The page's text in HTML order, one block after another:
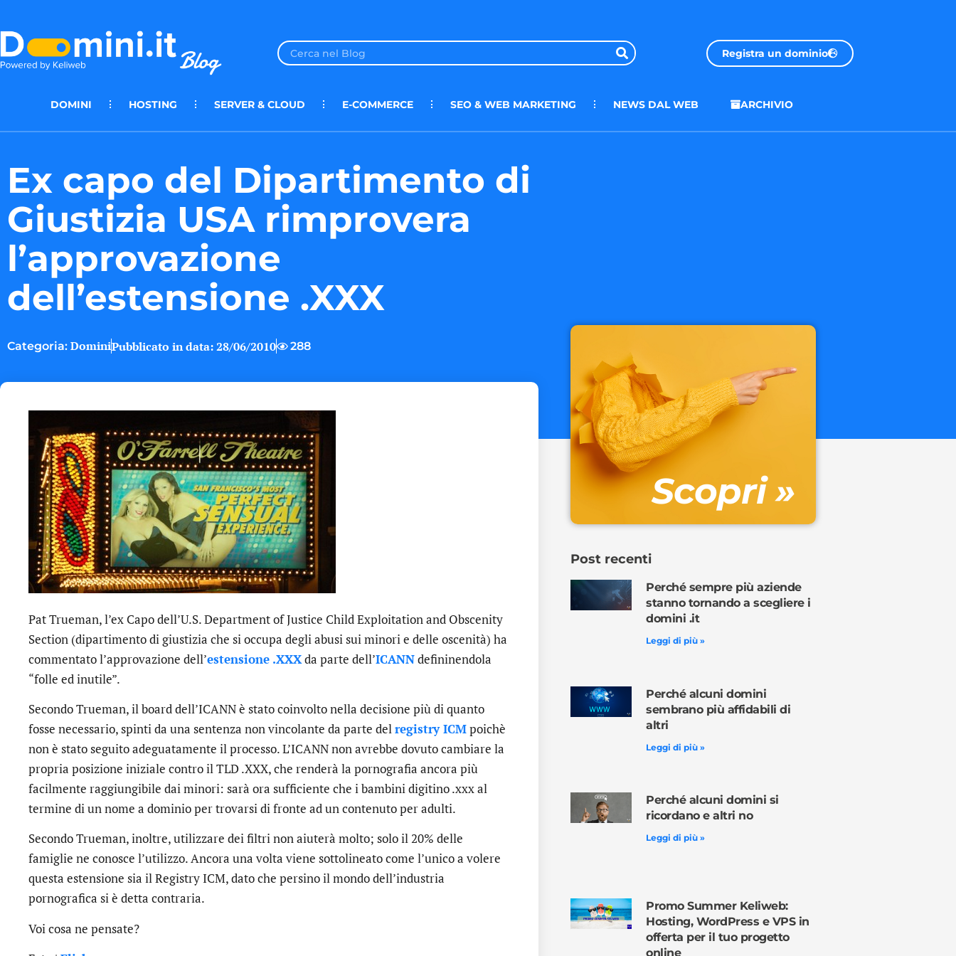
Registra un dominio
DOMINI HOSTING SERVER & CLOUD E-COMMERCE SEO & WEB MARKETING NEWS DAL WEB ARCHIVIO
Ex capo del Dipartimento di
Giustizia USA rimprovera
l’approvazione
dell’estensione .XXX
Categoria: DominiPubblicato in data:28/06/2010 288
Pat Trueman, l’ex Capo dell’U.S. Department of Justice Child Exploitation and Obscenity
Section (dipartimento di giustizia che si occupa degli abusi sui minori e delle oscenità) ha
commentato l’approvazione dell’estensione .XXXda parte dell’ICANNdefininendola
“folle ed inutile”.
Secondo Trueman, il board dell’ICANN è stato coinvolto nella decisione più di quanto
fosse necessario, spinti da una sentenza non vincolante da parte delregistry ICMpoichè
non è stato seguito adeguatamente il processo. L’ICANN non avrebbe dovuto cambiare la
propria posizione iniziale contro il TLD .XXX, che renderà la pornografia ancora più
facilmente raggiungibile dai minori: sarà ora sufficiente che i bambini digitino .xxx al
termine di un nome a dominio per trovarsi di fronte ad un contenuto per adulti.
Secondo Trueman, inoltre, utilizzare dei filtri non aiuterà molto; solo il 20% delle
famiglie ne conosce l’utilizzo. Ancora una volta viene sottolineato come l’unico a volere
questa estensione sia il Registry ICM, dato che persino il mondo dell’industria
pornografica si è detta contraria.
Voi cosa ne pensate?
Scopri »
Post recenti
Perché sempre più aziende
stanno tornando a scegliere i
domini .it
Leggi di più »
Perché alcuni domini
sembrano più affidabili di
altri
Leggi di più »
Perché alcuni domini si
ricordano e altri no
Leggi di più »
Promo Summer Keliweb:
Hosting, WordPress e VPS in
offerta per il tuo progetto
online